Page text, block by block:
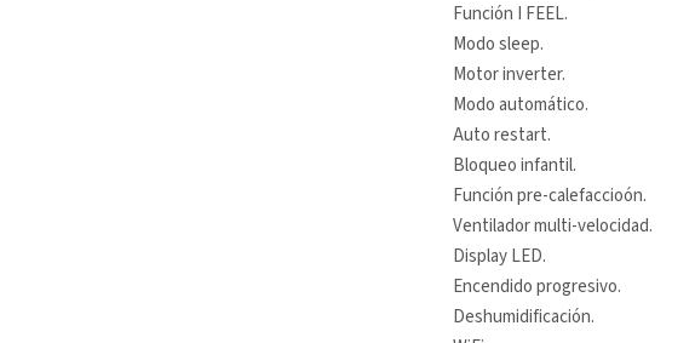
Función I FEEL.
Modo sleep.
Motor inverter.
Modo automático.
Auto restart.
Bloqueo infantil.
Función pre-calefaccioón.
Ventilador multi-velocidad.
Display LED.
Encendido progresivo.
Deshumidificación.